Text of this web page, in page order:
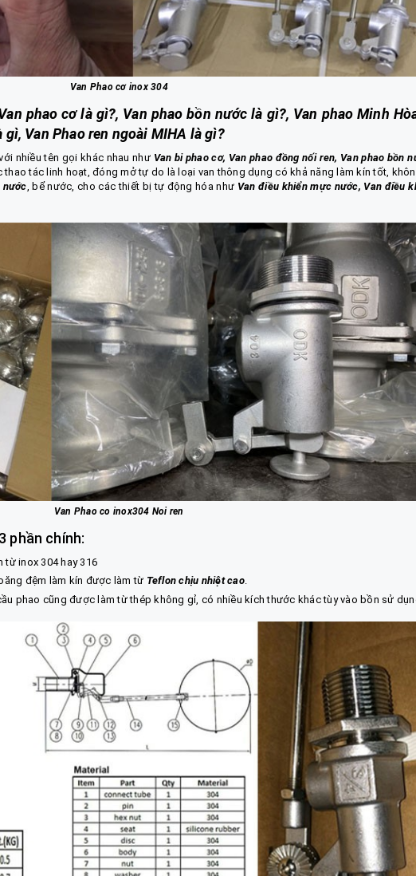
Van Phao cơ inox 304
phao cơ là gì?, Van phao bồn nước là gì?, Van phao Minh
Van Phao ren ngoài MIHA là gì?
nhiều tên gọi khác nhau như Van bi phao cơ, Van phao đồng nối ren, Van phao bồn
thao tác linh hoạt, đóng mở tự do là loại van thông dụng có khả năng làm kín tốt,
nước , bể nước, cho các thiết bị tự động hóa như Van điều khiển mực nước, Van điều
Van Phao co inox304 Noi ren
phần chính:
từ inox 304 hay 316
đệm làm kín được làm từ Teflon chịu nhiệt cao.
phao cũng được làm từ thép không gỉ, có nhiều kích thước khác tùy vào bồn sử